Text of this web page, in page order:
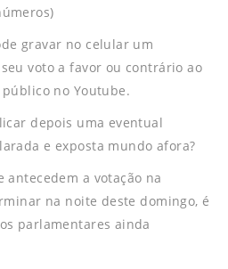
gravar no celular um
voto a favor ou contrário ao
no Youtube.
depois uma eventual
e exposta mundo afora?
a votação na
na noite deste domingo, é
parlamentares ainda